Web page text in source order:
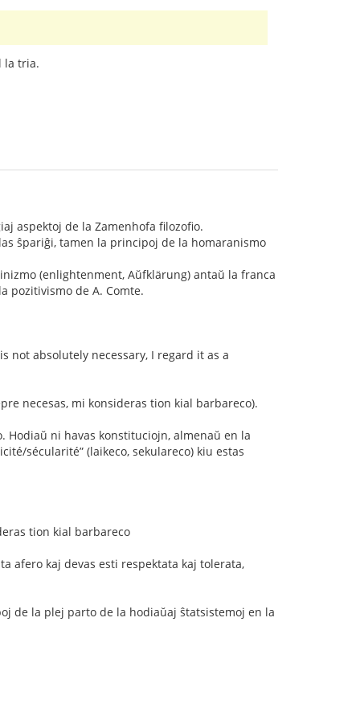
la tria.
aspektoj de la Zamenhofa filozofio.
ŝpariĝi, tamen la principoj de la homaranismo
(enlightenment, Aŭfklärung) antaŭ la franca
pozitivismo de A. Comte.
not absolutely necessary, I regard it as a
necesas, mi konsideras tion kial barbareco).
Hodiaŭ ni havas konstituciojn, almenaŭ en la
sécularité” (laikeco, sekulareco) kiu estas
tion kial barbareco
afero kaj devas esti respektata kaj tolerata,
de la plej parto de la hodiaŭaj ŝtatsistemoj en la